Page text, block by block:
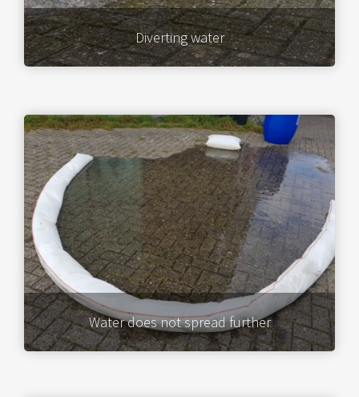
Diverting water
Water does not spread further